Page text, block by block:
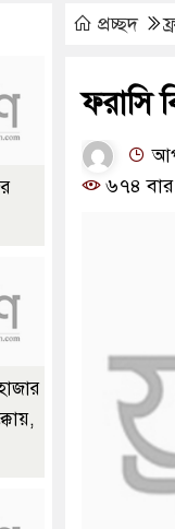
প্রচ্ছদ
ফরাসি
৬৭৪